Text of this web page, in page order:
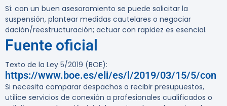
Sí: con un buen asesoramiento se puede solicitar la
suspensión, plantear medidas cautelares o negociar
dación/reestructuración; actuar con rapidez es esencial.
Fuente oficial
Texto de la Ley 5/2019 (BOE):
https://www.boe.es/eli/es/l/2019/03/15/5/con
Si necesita comparar despachos o recibir presupuestos,
utilice servicios de conexión a profesionales cualificados o